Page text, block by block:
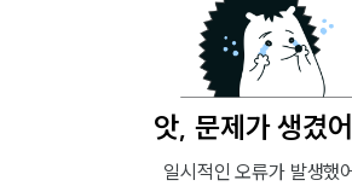
앗, 문제가 생겼
일시적인 오류가 발생했